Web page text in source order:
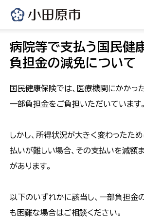
病院等で支払う国民健
負担金の減免について
国民健康保険では、医療機関にかかっ
一部負担金をご負担いただいています。
しかし、所得状況が大きく変わったた
払いが難しい場合、その支払いを減額
があります。
以下のいずれかに該当し、一部負担金
も困難な場合はご相談ください。